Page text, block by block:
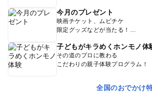
今月のプレゼント
映画チケット、ムビチケ
限定グッズなどが当たる！
子どもがキラめくホンモノ体
その道のプロに教わる
こだわりの親子体験プログラム！
全国のおでかけ